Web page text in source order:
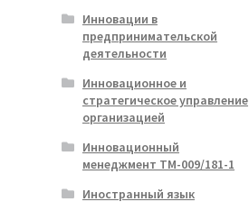
Инновации в
предпринимательской
деятельности
Инновационное и
стратегическое управление
организацией
Инновационный
менеджмент ТМ-009/181-1
Иностранный язык